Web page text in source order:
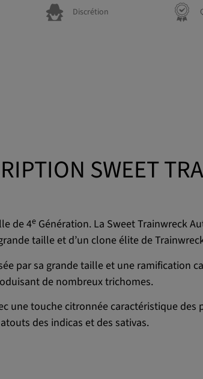
Discrétion
SWEET
de 4e Génération. La Sweet Trainwreck
taille et d’un clone élite de
par sa grande taille et une ramification
de nombreux trichomes.
une touche citronnée caractéristique
des indicas et des sativas.